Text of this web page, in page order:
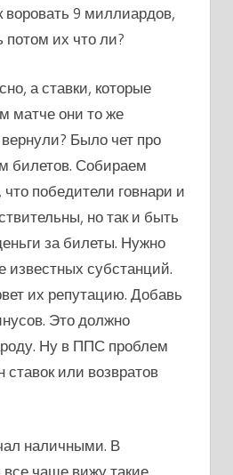
воровать 9 миллиардов,
потом их что ли?
а ставки, которые
матче они то же
Было чет про
билетов. Собираем
победители говнари и
но так и быть
за билеты. Нужно
известных субстанций.
их репутацию. Добавь
Это должно
Ну в ППС проблем
ставок или возвратов
наличными. В
чаще вижу такие